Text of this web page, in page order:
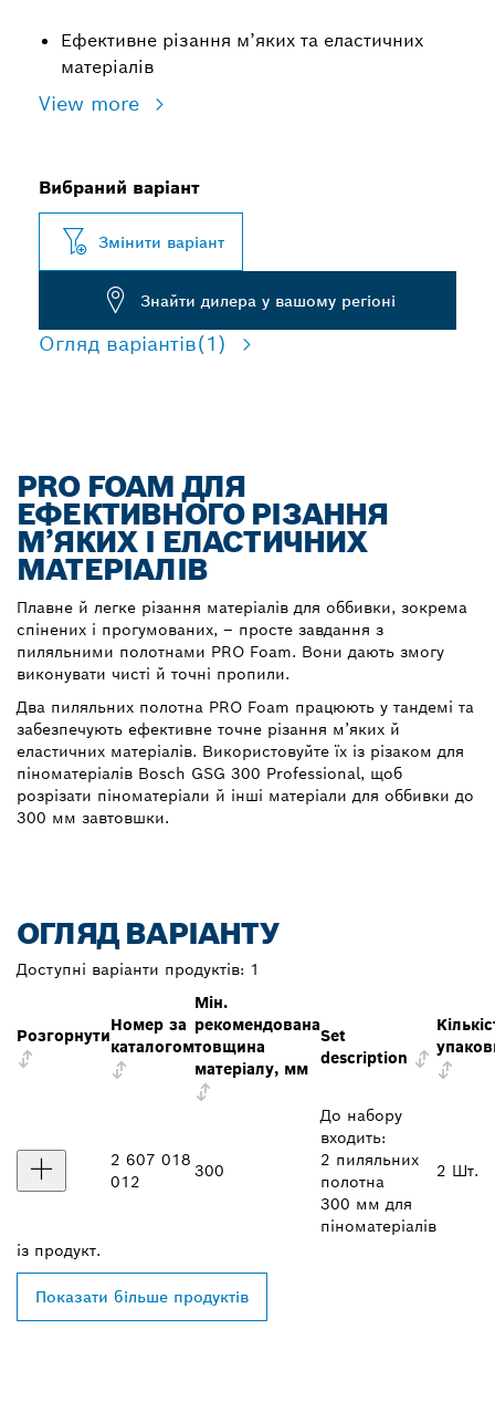
Ефективне різання м’яких та еластичних
матеріалів
View more
Вибраний варіант
Змінити варіант
Знайти дилера у вашому регіоні
Огляд варіантів(1)
PRO FOAM ДЛЯ
ЕФЕКТИВНОГО РІЗАННЯ
М’ЯКИХ І ЕЛАСТИЧНИХ
МАТЕРІАЛІВ
Плавне й легке різання матеріалів для оббивки, зокрема
спінених і прогумованих, – просте завдання з
пиляльними полотнами PRO Foam. Вони дають змогу
виконувати чисті й точні пропили.
Два пиляльних полотна PRO Foam працюють у тандемі та
забезпечують ефективне точне різання м’яких й
еластичних матеріалів. Використовуйте їх із різаком для
піноматеріалів Bosch GSG 300 Professional, щоб
розрізати піноматеріали й інші матеріали для оббивки до
300 мм завтовшки.
ОГЛЯД ВАРІАНТУ
Доступні варіанти продуктів: 1
Розгорнути
Номер за
каталогом
Мін.
рекомендована
товщина
матеріалу, мм
Set
description
2 607 018
012
300
До набору
входить:
2 пиляльних
полотна
300 мм для
піноматеріалів
2 Шт.
із продукт.
Показати більше продуктів